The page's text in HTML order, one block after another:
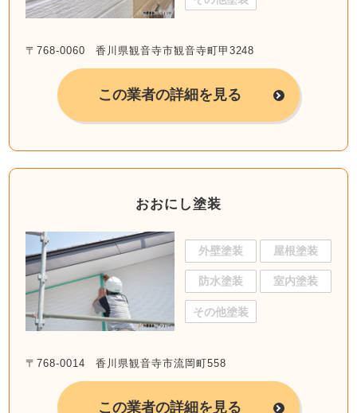
〒768-0060 香川県観音寺市観音寺町甲3248
この業者の詳細を見る
おおにし塗装
外壁塗装 屋根塗装
防水塗装 室内塗装
その他塗装
〒768-0014 香川県観音寺市流岡町558
この業者の詳細を見る